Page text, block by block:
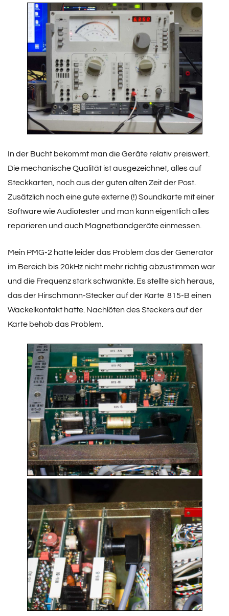
In der Bucht bekommt man die Geräte relativ preiswert.
Die mechanische Qualität ist ausgezeichnet, alles auf
Steckkarten, noch aus der guten alten Zeit der Post.
Zusätzlich noch eine gute externe (!) Soundkarte mit einer
Software wie Audiotester und man kann eigentlich alles
reparieren und auch Magnetbandgeräte einmessen.
Mein PMG-2 hatte leider das Problem das der Generator
im Bereich bis 20kHz nicht mehr richtig abzustimmen war
und die Frequenz stark schwankte. Es stellte sich heraus,
das der Hirschmann-Stecker auf der Karte 815-B einen
Wackelkontakt hatte. Nachlöten des Steckers auf der
Karte behob das Problem.